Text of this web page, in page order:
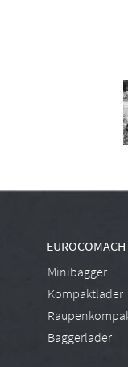
EUROCOMACH
Minibagger
Kompaktlader
Baggerlader